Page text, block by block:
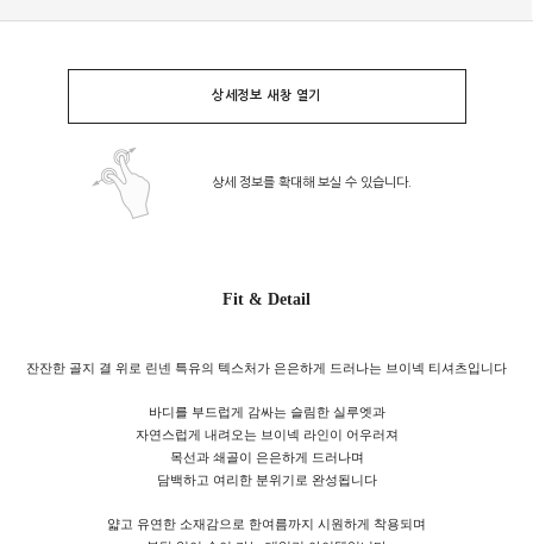
상세정보 새창 열기
상세 정보를 확대해 보실 수 있습니다.
Fit & Detail
잔잔한 골지 결 위로 린넨 특유의 텍스처가 은은하게 드러나는 브이넥 티셔츠입니다
바디를 부드럽게 감싸는 슬림한 실루엣과
자연스럽게 내려오는 브이넥 라인이 어우러져
목선과 쇄골이 은은하게 드러나며
담백하고 여리한 분위기로 완성됩니다
얇고 유연한 소재감으로 한여름까지 시원하게 착용되며